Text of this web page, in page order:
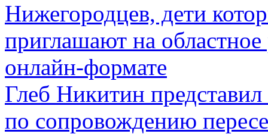
Нижегородцев, дети
приглашают на областное
онлайн-формате
Глеб Никитин
по сопровождению